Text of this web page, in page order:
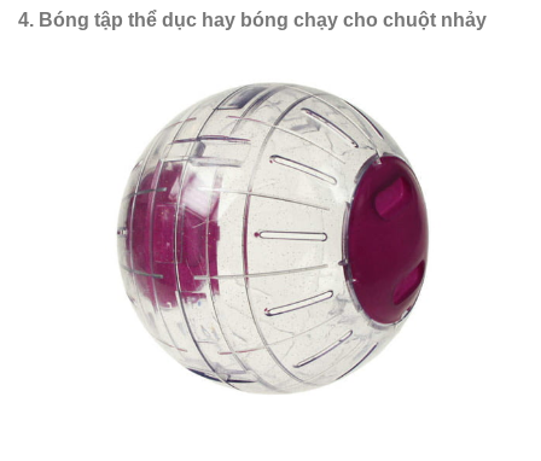
4. Bóng tập thể dục hay bóng chạy cho chuột nhảy